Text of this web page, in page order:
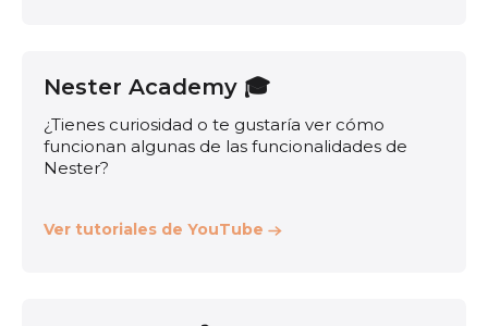
Nester Academy 🎓
¿Tienes curiosidad o te gustaría ver cómo
funcionan algunas de las funcionalidades de
Nester?
Ver tutoriales de YouTube